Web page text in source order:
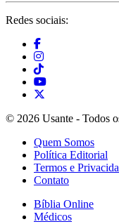
Redes sociais:
© 2026 Usante - Todos
Quem Somos
Política Editorial
Termos e
Contato
Bíblia Online
Médicos